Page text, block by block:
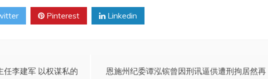
Pinterest Linkedin
任李建军 以权谋私的
恩施州纪委谭泓镔曾因刑讯逼供遭刑拘居然再